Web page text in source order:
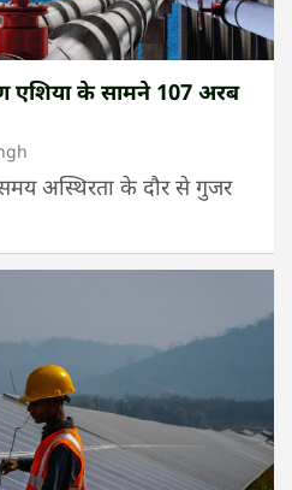
एशिया के सामने 107 अरब
अस्थिरता के दौर से गुजर